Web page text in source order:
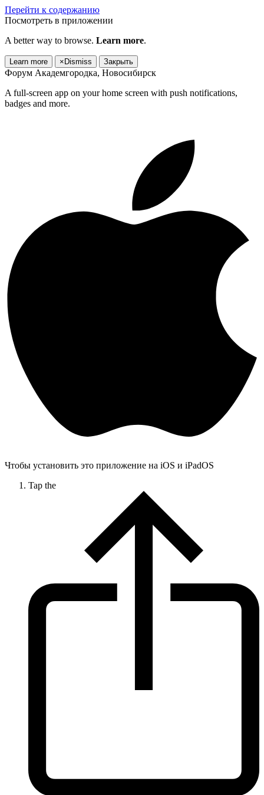
Перейти к содержанию
Посмотреть в приложении
A better way to browse. Learn more.
Learn more × Dismiss Закрыть
Форум Академгородка, Новосибирск
A full-screen app on your home screen with push notifications,
badges and more.
Чтобы установить это приложение на iOS и iPadOS
Tap the